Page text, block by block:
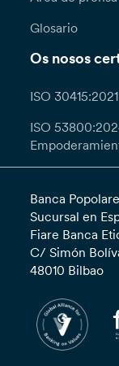
Glosario
Os nosos
ISO
ISO
Banca
Sucursal en
Fiare Banca
C/ Simón
48010 Bilbao